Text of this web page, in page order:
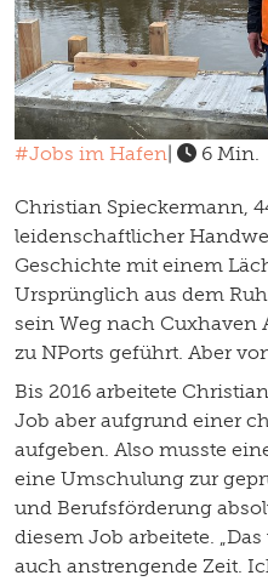
#Jobs im Hafen| 6 Min.
Christian Spieckermann,
leidenschaftlicher
Geschichte mit einem
Ursprünglich aus dem
sein Weg nach Cuxhaven
zu NPorts geführt. Aber
Bis 2016 arbeitete
Job aber aufgrund einer
aufgeben. Also musste
eine Umschulung zur
und Berufsförderung
diesem Job arbeitete.
auch anstrengende Zeit.